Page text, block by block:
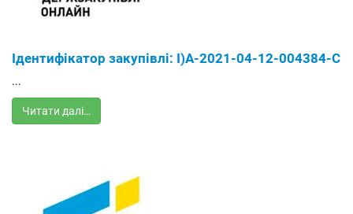
Ідентифікатор закупівлі: І)А-2021-04-12-004384-С
...
Читати далі…